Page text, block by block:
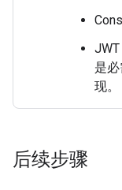
是
现。
后续步骤